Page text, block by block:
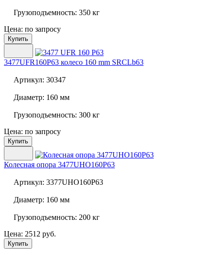
Грузоподъемность: 350 кг
Цена: по запросу
Купить
3477UFR160P63 колесо 160 mm SRCLb63
Артикул: 30347
Диаметр: 160 мм
Грузоподъемность: 300 кг
Цена: по запросу
Купить
Колесная опора 3477UHO160P63
Артикул: 3377UHO160P63
Диаметр: 160 мм
Грузоподъемность: 200 кг
Цена: 2512 руб.
Купить